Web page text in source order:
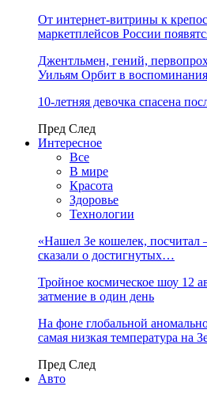
От интернет-витрины к
маркетплейсов России
Джентльмен, гений,
Уильям Орбит в
10-летняя девочка спасена
Пред След
Интересное
Все
В мире
Красота
Здоровье
Технологии
«Нашел Зе кошелек, посчитал
сказали о достигнутых…
Тройное космическое шоу 12
затмение в один день
На фоне глобальной
самая низкая температура на
Пред След
Авто